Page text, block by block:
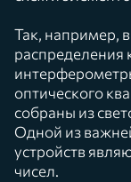
Так, например,
распределения
оптического
собраны из
Одной из
устройств
чисел.